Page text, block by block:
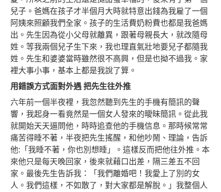
兒子。爸媽在孩子才半個月大時就特意出錢為我雇了一個
阿姨來照顧我們全家。孩子的生活費奶粉費也都是我爸媽
出。先生因為從小父母就離異，跟著母親長大，就改隨母
姓。等我兩個兒子生下來，我也理直氣壯地要兒子都隨我
姓。先生和婆婆當時雖然很不高興，但是也拗不過我。家
裡大事小事，基本上都是我說了算。
用錯誤方式面對外遇 把先生往外推
六年前一個半夜裡，我忽然聽到先生的手機有簡訊的聲
響，我起身一看竟然是一個女人發來的曖昧簡訊。從此我
就開始天天逼問他，時時追查他的手機信息。那時候常常
痛苦得睡不著，半夜把先生搖醒，和他吵鬧、理論，告訴
他:「我睡不著，你也別想睡」。這樣反而把他往外推。本
來他只是每天晚回家，後來就藉口出差，隔三差五不回
家。最後先生告訴我：「我們離婚吧！我愛上了別的女
人。我們這樣，不如散了，對大家都是解脫。」我整個人